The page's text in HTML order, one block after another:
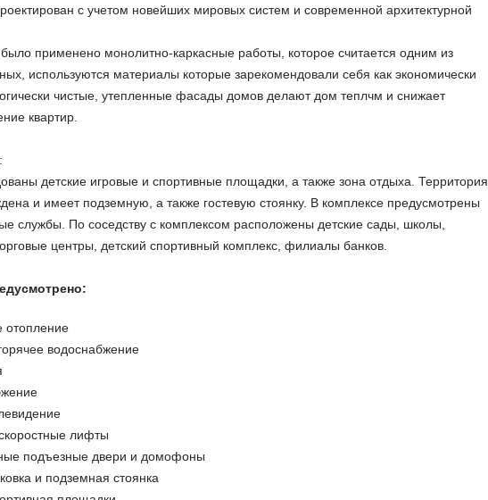
с учетом новейших мировых систем и современной архитектурной
было применено монолитно-каркасные работы, которое считается одним из
используются материалы которые зарекомендовали себя как экономически
чистые, утепленные фасады домов делают дом теплчм и снижает
квартир.
детские игровые и спортивные площадки, а также зона отдыха. Территория
и имеет подземную, а также гостевую стоянку. В комплексе предусмотрены
службы. По соседству с комплексом расположены детские сады, школы,
центры, детский спортивный комплекс, филиалы банков.
отопление
водоснабжение
лифты
подъезные двери и домофоны
и подземная стоянка